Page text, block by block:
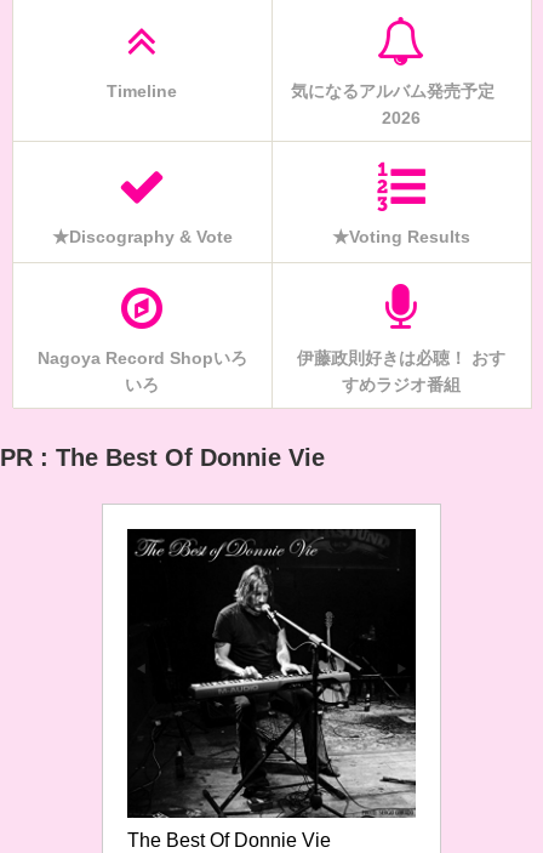
Timeline
気になるアルバム発売予定
2026
★Discography & Vote ★Voting Results
Nagoya Record Shopいろ
いろ
伊藤政則好きは必聴！ おす
すめラジオ番組
PR : The Best Of Donnie Vie
The Best Of Donnie Vie